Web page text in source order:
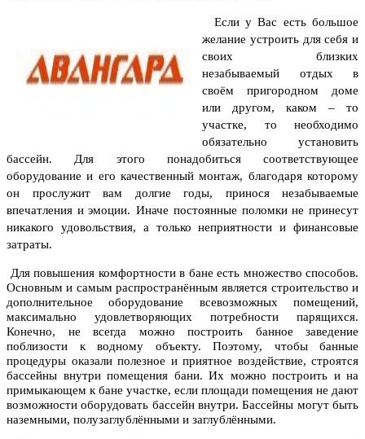
Если у Вас есть большое
желание устроить для себя и
своих близких
незабываемый отдых в
своём пригородном доме
или другом, каком – то
участке, то необходимо
обязательно установить
бассейн. Для этого понадобиться соответствующее
оборудование и его качественный монтаж, благодаря которому
он прослужит вам долгие годы, принося незабываемые
впечатления и эмоции. Иначе постоянные поломки не принесут
никакого удовольствия, а только неприятности и финансовые
затраты.
Для повышения комфортности в бане есть множество способов.
Основным и самым распространённым является строительство и
дополнительное оборудование всевозможных помещений,
максимально удовлетворяющих потребности парящихся.
Конечно, не всегда можно построить банное заведение
поблизости к водному объекту. Поэтому, чтобы банные
процедуры оказали полезное и приятное воздействие, строятся
бассейны внутри помещения бани. Их можно построить и на
примыкающем к бане участке, если площади помещения не дают
возможности оборудовать бассейн внутри. Бассейны могут быть
наземными, полузаглублёнными и заглублёнными.